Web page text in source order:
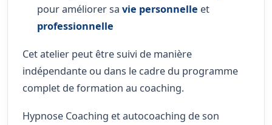
pour améliorer sa vie personnelle et
professionnelle
Cet atelier peut être suivi de manière
indépendante ou dans le cadre du programme
complet de formation au coaching.
Hypnose Coaching et autocoaching de son